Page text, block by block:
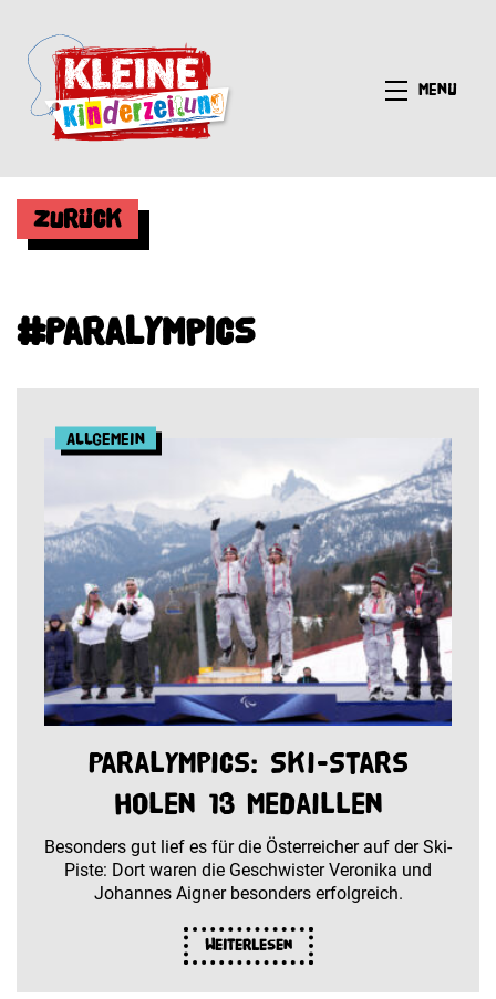
Menü
Zurück
#Paralympics
Allgemein
Paralympics: Ski-Stars
holen 13 Medaillen
Besonders gut lief es für die Österreicher auf der Ski-
Piste: Dort waren die Geschwister Veronika und
Johannes Aigner besonders erfolgreich.
Weiterlesen